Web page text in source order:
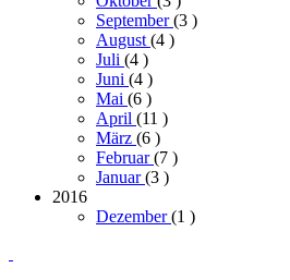
September(3 )
August(4 )
Juli (4 )
Juni (4 )
Mai (6 )
April (11 )
März (6 )
Februar(7 )
Januar(3 )
2016
Dezember(1 )